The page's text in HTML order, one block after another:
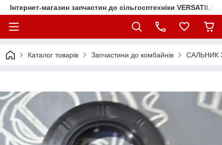
Інтернет-магазин запчастин до сільгосптехніки VERSATILE
Каталог товарів Запчастини до комбайнів САЛЬНИК